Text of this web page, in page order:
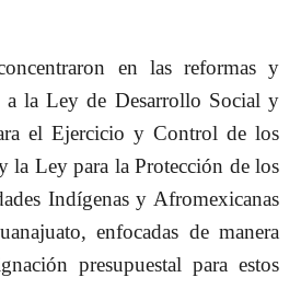
en las reformas y
a la Ley de Desarrollo Social y
el Ejercicio y Control de los
la Ley para la Protección de los
Indígenas y Afromexicanas
enfocadas de manera
presupuestal para estos